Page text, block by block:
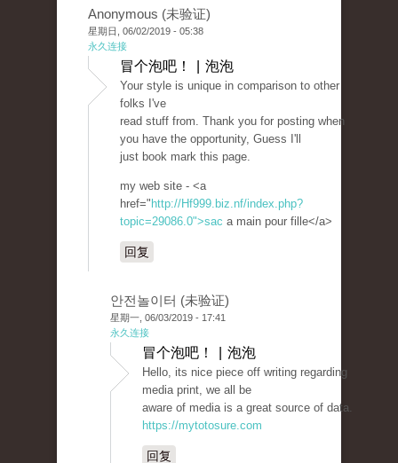
Anonymous (未验证)
星期日, 06/02/2019 - 05:38
永久连接
冒个泡吧！ | 泡泡
Your style is unique in comparison to other
folks I've
read stuff from. Thank you for posting when
you have the opportunity, Guess I'll
just book mark this page.
my web site - <a
href=" http://Hf999.biz.nf/index.php?
topic=29086.0">sac a main pour fille</a>
回复
안전놀이터 (未验证)
星期一, 06/03/2019 - 17:41
永久连接
冒个泡吧！ | 泡泡
Hello, its nice piece off writing regarding
media print, we all be
aware of media is a great source of data.
https://mytotosure.com
回复